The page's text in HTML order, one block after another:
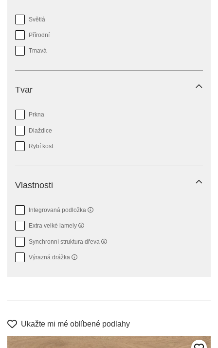
Světlá
Přírodní
Tmavá
Tvar
Prkna
Dlaždice
Rybí kost
Vlastnosti
Integrovaná podložka
Extra velké lamely
Synchronní struktura dřeva
Výrazná drážka
Ukažte mi mé oblíbené podlahy